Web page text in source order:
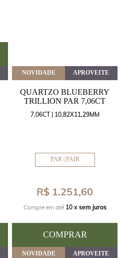
NOVIDADE APROVEITE
QUARTZO BLUEBERRY
TRILLION PAR 7,06CT
7,06CT | 10,82X11,29MM
PAR | PAIR
R$ 1.251,60
Compre em até 10 x sem juros
COMPRAR
NOVIDADE APROVEITE